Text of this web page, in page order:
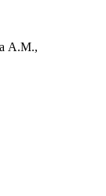
А.М.,